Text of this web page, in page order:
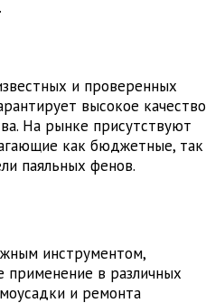
и проверенных
высокое качество
На рынке присутствуют
как бюджетные, так
паяльных фенов.
инструментом,
в различных
и ремонта